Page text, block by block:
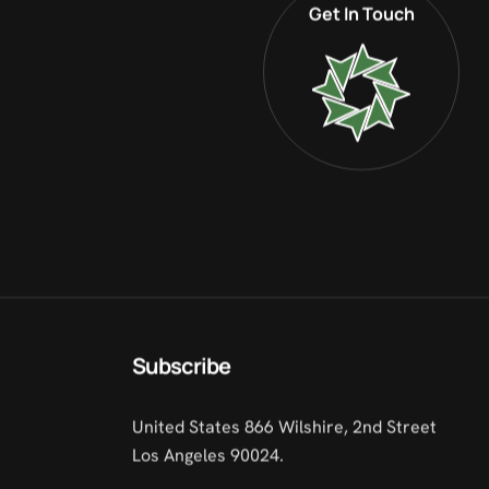
Get In Touch
Subscribe
United States 866 Wilshire, 2nd Street
Los Angeles 90024.